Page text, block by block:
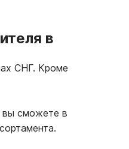
в
СНГ. Кроме
вы сможете в